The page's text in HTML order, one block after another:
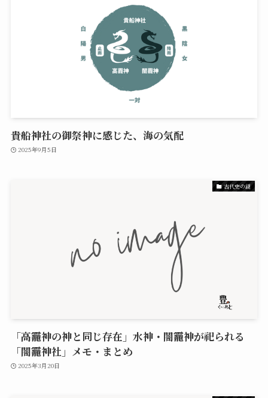
貴船神社の御祭神に感じた、海の気配
2025年9月5日
古代史の謎
「高龗神の神と同じ存在」水神・闇龗神が祀られる
「闇龗神社」メモ・まとめ
2025年3月20日